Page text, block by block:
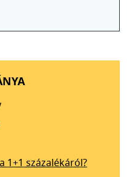
1+1 százalékáról?